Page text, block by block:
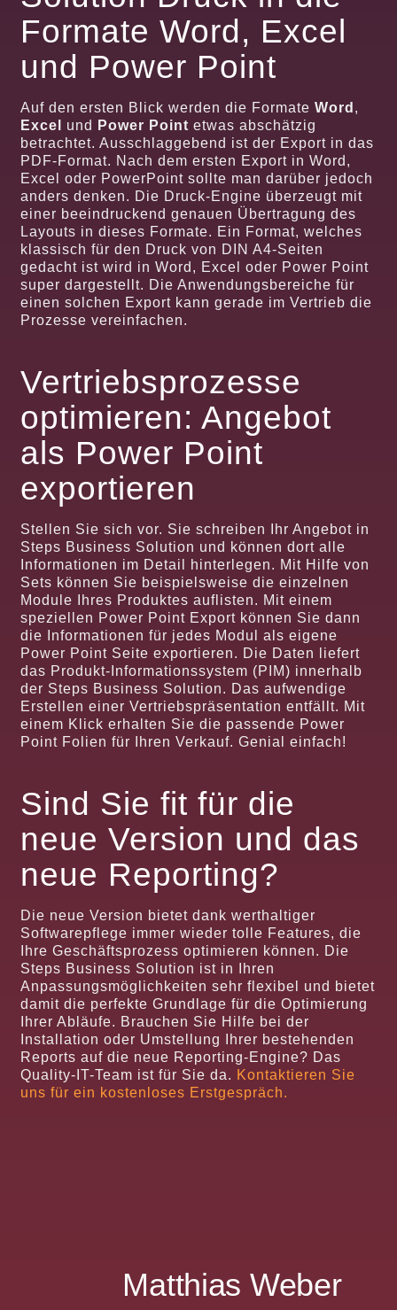
Formate Word, Excel
und Power Point
Auf den ersten Blick werden die FormateWord ,
Excel
und Power Point etwas abschätzig
betrachtet. Ausschlaggebend ist der Export in das
PDF-Format. Nach dem ersten Export in Word,
Excel oder PowerPoint sollte man darüber jedoch
anders denken. Die Druck-Engine überzeugt mit
einer beeindruckend genauen Übertragung des
Layouts in dieses Formate. Ein Format, welches
klassisch für den Druck von DIN A4-Seiten
gedacht ist wird in Word, Excel oder Power Point
super dargestellt. Die Anwendungsbereiche für
einen solchen Export kann gerade im Vertrieb die
Prozesse vereinfachen.
Vertriebsprozesse
optimieren: Angebot
als Power Point
exportieren
Stellen Sie sich vor. Sie schreiben Ihr Angebot in
Steps Business Solution und können dort alle
Informationen im Detail hinterlegen. Mit Hilfe von
Sets können Sie beispielsweise die einzelnen
Module Ihres Produktes auflisten. Mit einem
speziellen Power Point Export können Sie dann
die Informationen für jedes Modul als eigene
Power Point Seite exportieren. Die Daten liefert
das Produkt-Informationssystem (PIM) innerhalb
der Steps Business Solution. Das aufwendige
Erstellen einer Vertriebspräsentation entfällt. Mit
einem Klick erhalten Sie die passende Power
Point Folien für Ihren Verkauf. Genial einfach!
Sind Sie fit für die
neue Version und das
neue Reporting?
Die neue Version bietet dank werthaltiger
Softwarepflege immer wieder tolle Features, die
Ihre Geschäftsprozess optimieren können. Die
Steps Business Solution ist in Ihren
Anpassungsmöglichkeiten sehr flexibel und bietet
damit die perfekte Grundlage für die Optimierung
Ihrer Abläufe. Brauchen Sie Hilfe bei der
Installation oder Umstellung Ihrer bestehenden
Reports auf die neue Reporting-Engine? Das
Quality-IT-Team ist für Sie da. Kontaktieren Sie
uns für ein kostenloses Erstgespräch.
Matthias Weber